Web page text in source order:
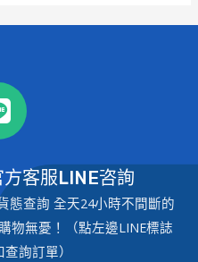
客服LINE咨詢
態查詢 全天24小時不間斷的
物無憂！（點左邊LINE標誌
詢訂單）